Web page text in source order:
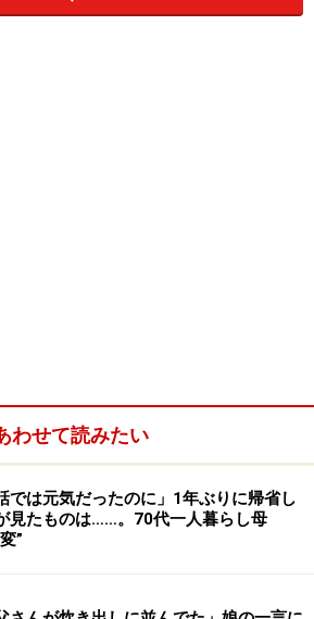
はスーパーなどでの実食販売でいく
それもこのコロナ禍でできなくなっ
わせて読みたい
では元気だったのに」1年ぶりに帰省し
見たものは……。70代一人暮らし母
”